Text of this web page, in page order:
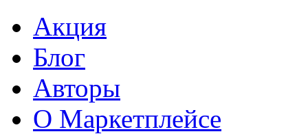
Акция
Блог
Авторы
О Маркетплейсе